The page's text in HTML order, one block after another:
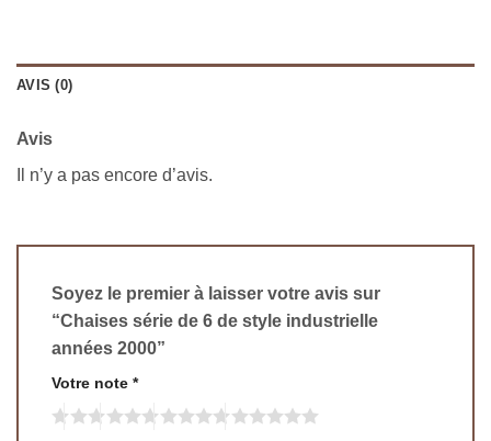
AVIS (0)
Avis
Il n’y a pas encore d’avis.
Soyez le premier à laisser votre avis sur
“Chaises série de 6 de style industrielle
années 2000”
Votre note *